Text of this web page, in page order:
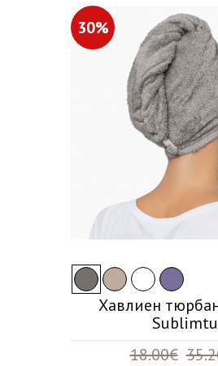
30%
Хавлиен
18.00€